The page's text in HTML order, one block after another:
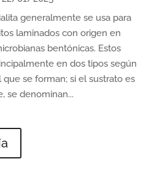
generalmente se usa para
laminados con origen en
bentónicas. Estos
en dos tipos según
se forman; si el sustrato es
se denominan...